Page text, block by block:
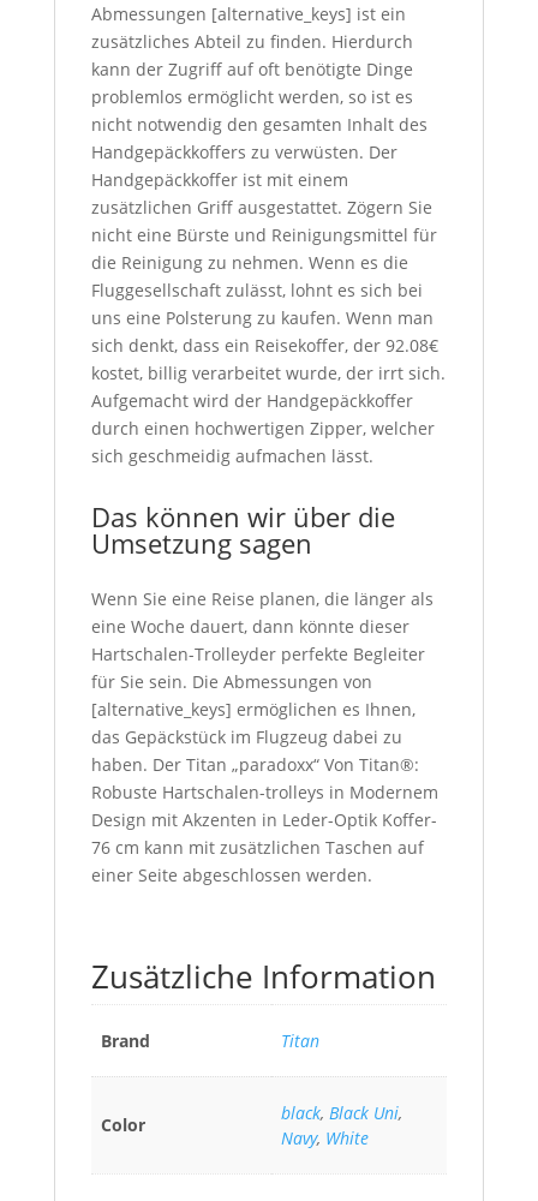
Abmessungen [alternative_keys] ist ein
zusätzliches Abteil zu finden. Hierdurch
kann der Zugriff auf oft benötigte Dinge
problemlos ermöglicht werden, so ist es
nicht notwendig den gesamten Inhalt des
Handgepäckkoffers zu verwüsten. Der
Handgepäckkoffer ist mit einem
zusätzlichen Griff ausgestattet. Zögern Sie
nicht eine Bürste und Reinigungsmittel für
die Reinigung zu nehmen. Wenn es die
Fluggesellschaft zulässt, lohnt es sich bei
uns eine Polsterung zu kaufen. Wenn man
sich denkt, dass ein Reisekoffer, der 92.08€
kostet, billig verarbeitet wurde, der irrt sich.
Aufgemacht wird der Handgepäckkoffer
durch einen hochwertigen Zipper, welcher
sich geschmeidig aufmachen lässt.
Das können wir über die
Umsetzung sagen
Wenn Sie eine Reise planen, die länger als
eine Woche dauert, dann könnte dieser
Hartschalen-Trolleyder perfekte Begleiter
für Sie sein. Die Abmessungen von
[alternative_keys] ermöglichen es Ihnen,
das Gepäckstück im Flugzeug dabei zu
haben. Der Titan „paradoxx“ Von Titan®:
Robuste Hartschalen-trolleys in Modernem
Design mit Akzenten in Leder-Optik Koffer-
76 cm kann mit zusätzlichen Taschen auf
einer Seite abgeschlossen werden.
Zusätzliche Information
Brand Titan
Color
black, Black Uni,
Navy, White